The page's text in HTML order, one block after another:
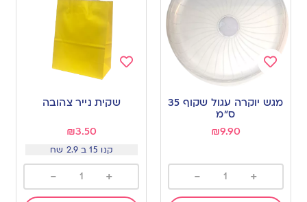
to
wishlist
מגש יוקרה עגול שקוף 35
ס”מ
₪9.90
+
-
wishlist
שקית נייר צהובה
₪3.50
קנו 15 ב 2.9 שח
+
-